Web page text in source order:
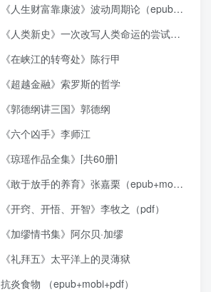
《人生财富靠康波》波动周期论（epub+mobi+azw3+pdf）
《人类新史》一次改写人类命运的尝试（epub+mobi+azw3+pdf）
《在峡江的转弯处》陈行甲
《超越金融》索罗斯的哲学
《郭德纲讲三国》郭德纲
《六个凶手》李师江
《琼瑶作品全集》[共60册]
《敢于放手的养育》张嘉栗（epub+mobi+azw3+pdf）
《开窍、开悟、开智》李牧之（pdf）
《加缪情书集》阿尔贝·加缪
《礼拜五》太平洋上的灵薄狱
抗炎食物 （epub+mobi+pdf）